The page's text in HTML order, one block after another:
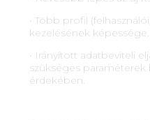
• Több profil
kezelésének képessége.
• Irányított adatbeviteli
szükséges
érdekében.